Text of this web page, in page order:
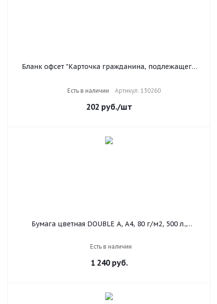
Бланк офсет "Карточка гражданина, подлежащего
Есть в наличии Артикул: 130260
202 руб./шт
Бумага цветная DOUBLE A, А4, 80 г/м2, 500 л.,
Есть в наличии
1 240руб.